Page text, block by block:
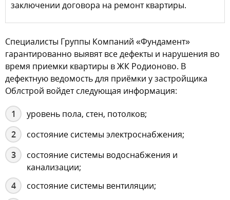
заключении договора на ремонт квартиры.
Специалисты Группы Компаний «Фундамент»
гарантированно выявят все дефекты и нарушения во
время приемки квартиры в ЖК Родионово. В
дефектную ведомость для приёмки у застройщика
Облстрой войдет следующая информация:
уровень пола, стен, потолков;
состояние системы электроснабжения;
состояние системы водоснабжения и
канализации;
состояние системы вентиляции;